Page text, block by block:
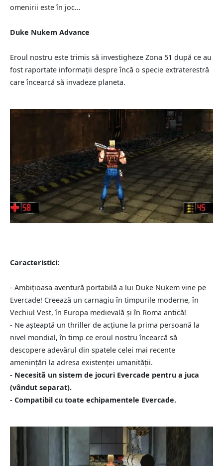
omenirii este în joc...
Duke Nukem Advance
Eroul nostru este trimis să investigheze Zona 51 după ce au
fost raportate informații despre încă o specie extraterestră
care încearcă să invadeze planeta.
Caracteristici:
- Ambițioasa aventură portabilă a lui Duke Nukem vine pe
Evercade! Creează un carnagiu în timpurile moderne, în
Vechiul Vest, în Europa medievală și în Roma antică!
- Ne așteaptă un thriller de acțiune la prima persoană la
nivel mondial, în timp ce eroul nostru încearcă să
descopere adevărul din spatele celei mai recente
amenințări la adresa existenței umanității.
- Necesită un sistem de jocuri Evercade pentru a juca
(vândut separat).
- Compatibil cu toate echipamentele Evercade.